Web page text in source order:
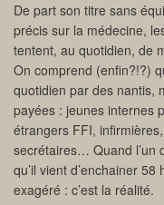
De part son titre sans
précis sur la médecine,
tentent, au quotidien, de
On comprend (enfin?!?)
quotidien par des nantis,
payées : jeunes internes
étrangers FFI,
secrétaires… Quand l’un
qu’il vient d’enchainer
exagéré : c’est la réalité.